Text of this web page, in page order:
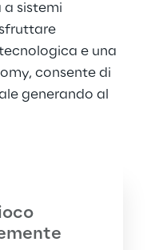
sistemi
e una
consente di
generando al